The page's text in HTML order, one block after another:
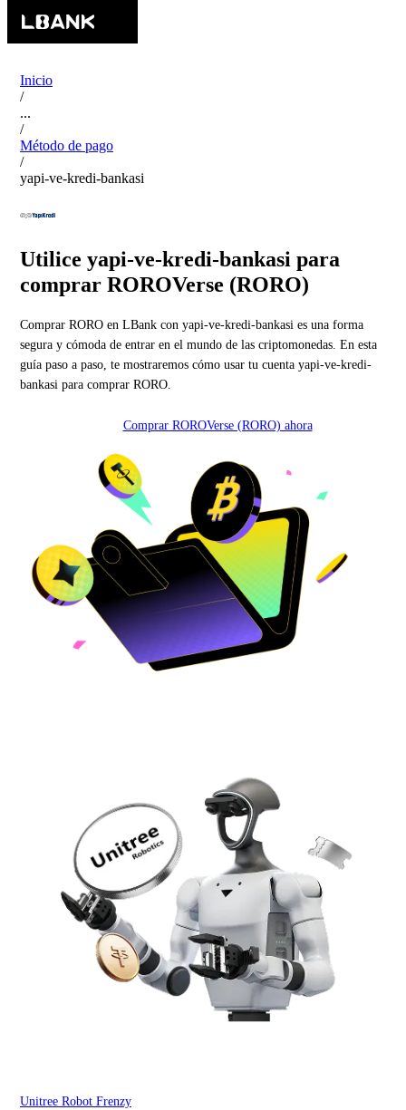
Inicio
/
...
/
Método de pago
/
yapi-ve-kredi-bankasi
Utilice yapi-ve-kredi-bankasi para
comprar ROROVerse (RORO)
Comprar RORO en LBank con yapi-ve-kredi-bankasi es una forma
segura y cómoda de entrar en el mundo de las criptomonedas. En esta
guía paso a paso, te mostraremos cómo usar tu cuenta yapi-ve-kredi-
bankasi para comprar RORO.
Comprar ROROVerse (RORO) ahora
Unitree Robot Frenzy